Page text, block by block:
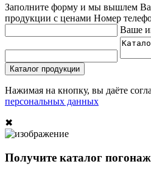
Заполните форму и мы вышлем
продукции с ценами Номер
Ваше
Каталог продукции
Нажимая на кнопку, вы даёте
персональных данных
✖
Получите каталог